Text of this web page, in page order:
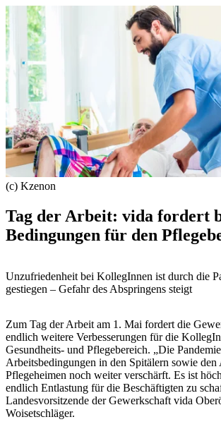
(c) Kzenon
Tag der Arbeit: vida fordert
Bedingungen für den
Unzufriedenheit bei KollegInnen ist durch die
gestiegen – Gefahr des Abspringens steigt
Zum Tag der Arbeit am 1. Mai fordert die
endlich weitere Verbesserungen für die
Gesundheits- und Pflegebereich. „Die
Arbeitsbedingungen in den Spitälern sowie den
Pflegeheimen noch weiter verschärft. Es ist
endlich Entlastung für die Beschäftigten zu
Landesvorsitzende der Gewerkschaft vida
Woisetschläger.